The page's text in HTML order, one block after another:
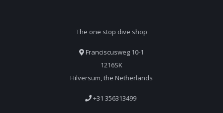
The one stop dive shop
Franciscusweg 10-1
1216SK
Hilversum, the Netherlands
+31 356313499